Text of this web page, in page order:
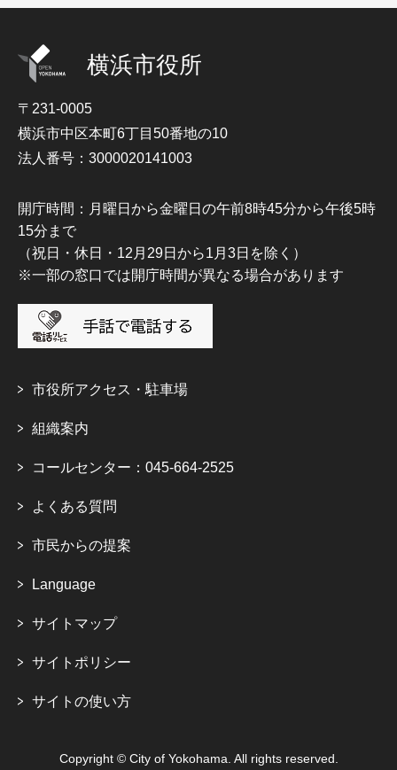
横浜市役所
〒231-0005
横浜市中区本町6丁目50番地の10
法人番号：3000020141003
開庁時間：月曜日から金曜日の午前8時45分から午後5時
15分まで
（祝日・休日・12月29日から1月3日を除く）
※一部の窓口では開庁時間が異なる場合があります
市役所アクセス・駐車場
組織案内
コールセンター：045-664-2525
よくある質問
市民からの提案
Language
サイトマップ
サイトポリシー
サイトの使い方
Copyright © City of Yokohama. All rights reserved.